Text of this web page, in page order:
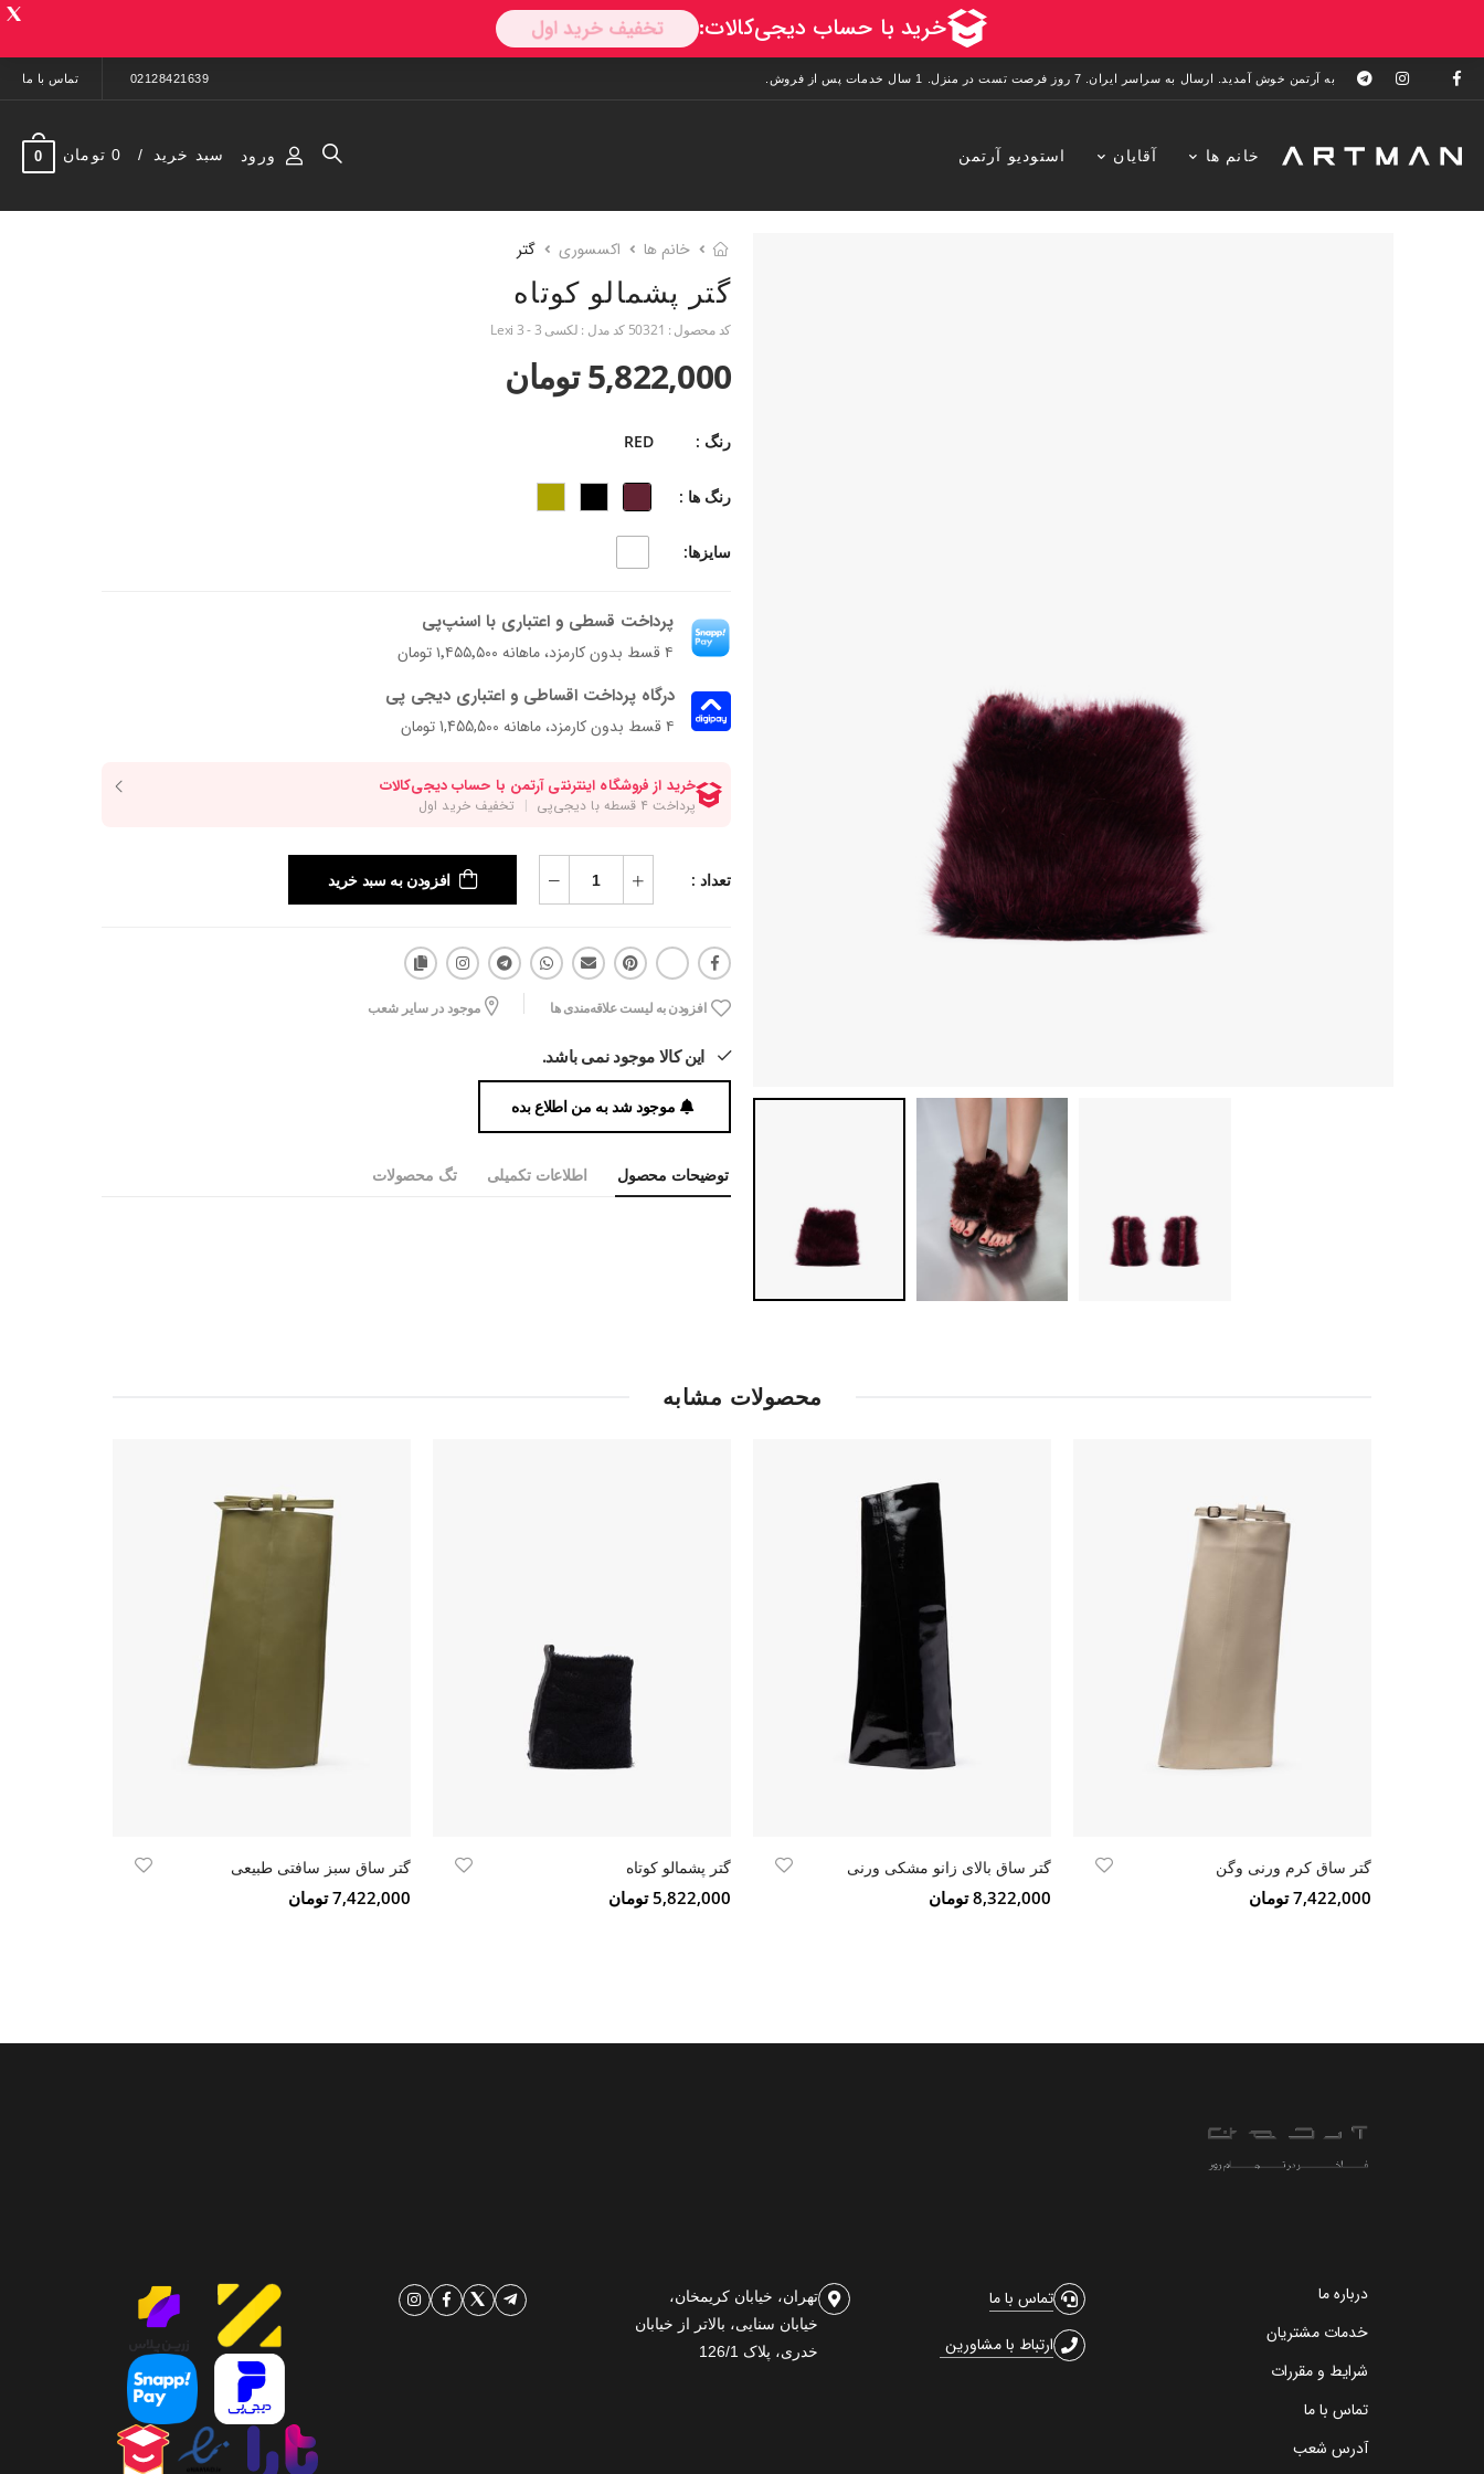
به آرتمن خوش آمدید. ارسال به سراسر ایران. 7 روز فرصت تست در منزل. 1 سال خدمات پس از فروش. 02128421639 تماس با ما
خانم ها آقایان استودیو آرتمن ورود سبد خرید 0 تومان 0
خانم ها اکسسوری گتر
گتر پشمالو کوتاه
کد محصول : 50321 کد مدل : لکسی 3 - Lexi 3
5,822,000 تومان
رنگ : RED
رنگ ها :
سایزها:
پرداخت قسطی و اعتباری با اسنپ‌پی
۴ قسط بدون کارمزد، ماهانه ۱٬۴۵۵٬۵۰۰ تومان
درگاه پرداخت اقساطی و اعتباری دیجی پی
۴ قسط بدون کارمزد، ماهانه 1,455,500 تومان
تعداد : افزودن به سبد خرید
افزودن به لیست علاقه‌مندی ها موجود در سایر شعب
این کالا موجود نمی باشد.
موجود شد به من اطلاع بده
توضیحات محصول اطلاعات تکمیلی تگ محصولات
محصولات مشابه
گتر ساق کرم ورنی وگن
7,422,000 تومان
گتر ساق بالای زانو مشکی ورنی
8,322,000 تومان
گتر پشمالو کوتاه
5,822,000 تومان
گتر ساق سبز سافتی طبیعی
7,422,000 تومان
درباره ما
خدمات مشتریان
شرایط و مقررات
تماس با ما
آدرس شعب
تماس با ما
ارتباط با مشاورین
تهران، خیابان کریمخان،
خیابان سنایی، بالاتر از خیابان
خدری، پلاک 126/1